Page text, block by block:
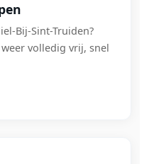
Bij-Sint-Truiden?
volledig vrij, snel